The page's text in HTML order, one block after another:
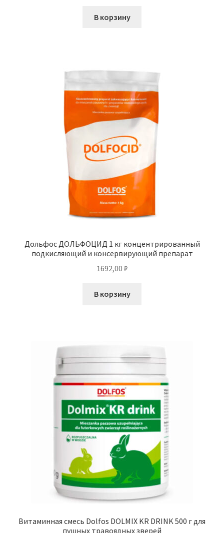
В корзину
Дольфос ДОЛЬФОЦИД 1 кг концентрированный
подкисляющий и консервирующий препарат
1692,00 ₽
В корзину
Витаминная смесь Dolfos DOLMIX KR DRINK 500 г для
пушных травоядных зверей